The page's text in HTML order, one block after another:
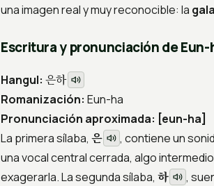
una imagen real y muy reconocible: la
Escritura y pronunciación de Eun-
Hangul: 은하
Romanización: Eun-ha
Pronunciación aproximada: [eun-ha]
La primera sílaba, 은
, contiene un
una vocal central cerrada, algo
exagerarla. La segunda sílaba, 하 ,